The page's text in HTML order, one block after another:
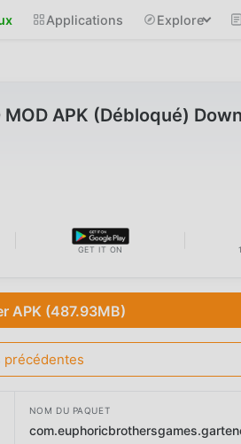
Applications Explore
APK (Débloqué)
GET IT ON
APK (487.93MB)
précédentes
NOM DU PAQUET